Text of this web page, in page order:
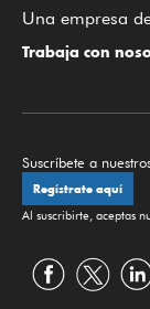
Una empresa
Trabaja con
Suscríbete a
Regístrate aquí
Al suscribirte, aceptas